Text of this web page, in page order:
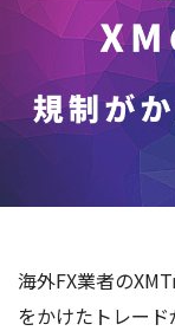
海外FX業者の
をかけたトレード